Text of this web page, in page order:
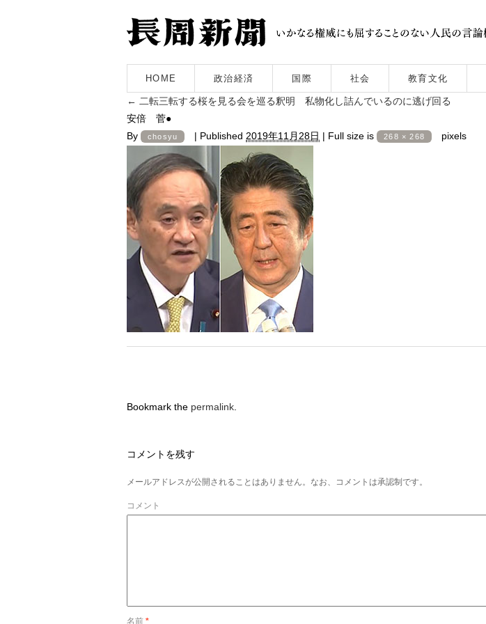
HOME 政治経済 国際 社会 教育文化
← 二転三転する桜を見る会を巡る釈明 私物化し詰んでいるのに逃げ回る
安倍 菅●
By
chosyu | Published 2019年11月28日 | Full size is 268 × 268 pixels
Bookmark the permalink
コメントを残す
メールアドレスが公開されることはありません。なお、コメントは承認制です。
コメント
名前 *